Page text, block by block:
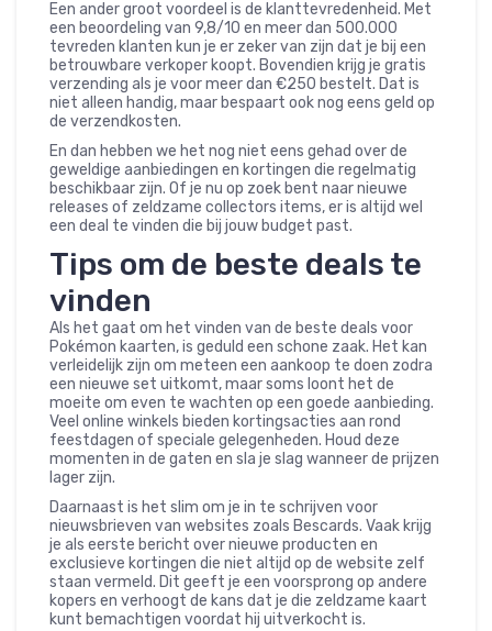
Een ander groot voordeel is de klanttevredenheid. Met
een beoordeling van 9,8/10 en meer dan 500.000
tevreden klanten kun je er zeker van zijn dat je bij een
betrouwbare verkoper koopt. Bovendien krijg je gratis
verzending als je voor meer dan €250 bestelt. Dat is
niet alleen handig, maar bespaart ook nog eens geld op
de verzendkosten.
En dan hebben we het nog niet eens gehad over de
geweldige aanbiedingen en kortingen die regelmatig
beschikbaar zijn. Of je nu op zoek bent naar nieuwe
releases of zeldzame collectors items, er is altijd wel
een deal te vinden die bij jouw budget past.
Tips om de beste deals te
vinden
Als het gaat om het vinden van de beste deals voor
Pokémon kaarten, is geduld een schone zaak. Het kan
verleidelijk zijn om meteen een aankoop te doen zodra
een nieuwe set uitkomt, maar soms loont het de
moeite om even te wachten op een goede aanbieding.
Veel online winkels bieden kortingsacties aan rond
feestdagen of speciale gelegenheden. Houd deze
momenten in de gaten en sla je slag wanneer de prijzen
lager zijn.
Daarnaast is het slim om je in te schrijven voor
nieuwsbrieven van websites zoals Bescards. Vaak krijg
je als eerste bericht over nieuwe producten en
exclusieve kortingen die niet altijd op de website zelf
staan vermeld. Dit geeft je een voorsprong op andere
kopers en verhoogt de kans dat je die zeldzame kaart
kunt bemachtigen voordat hij uitverkocht is.